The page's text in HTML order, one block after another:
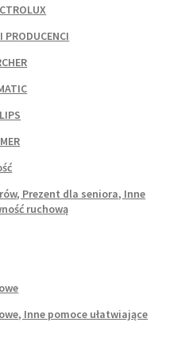
Prezent dla seniora, Inne
ruchową
Inne pomoce ułatwiające